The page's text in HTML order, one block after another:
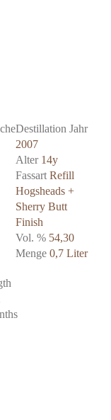
Destillation Jahr
2007
Alter 14y
FassartRefill
Hogsheads +
Sherry Butt
Finish
Vol. % 54,30
Menge0,7 Liter